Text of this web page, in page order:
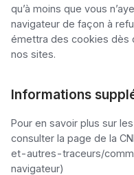
qu’à moins que vous
navigateur de façon à
émettra des cookies dès
nos sites.
Informations
Pour en savoir plus sur
consulter la page de la
et-autres-traceurs/
navigateur)